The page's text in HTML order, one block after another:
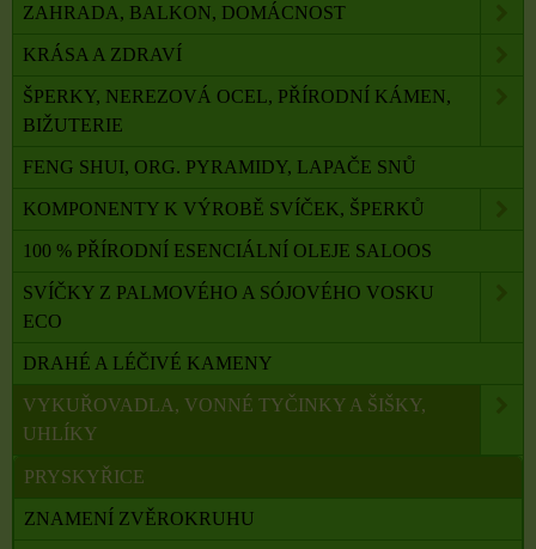
ZAHRADA, BALKON, DOMÁCNOST
KRÁSA A ZDRAVÍ
ŠPERKY, NEREZOVÁ OCEL, PŘÍRODNÍ KÁMEN,
BIŽUTERIE
FENG SHUI, ORG. PYRAMIDY, LAPAČE SNŮ
KOMPONENTY K VÝROBĚ SVÍČEK, ŠPERKŮ
100 % PŘÍRODNÍ ESENCIÁLNÍ OLEJE SALOOS
SVÍČKY Z PALMOVÉHO A SÓJOVÉHO VOSKU
ECO
DRAHÉ A LÉČIVÉ KAMENY
VYKUŘOVADLA, VONNÉ TYČINKY A ŠIŠKY,
UHLÍKY
PRYSKYŘICE
ZNAMENÍ ZVĚROKRUHU